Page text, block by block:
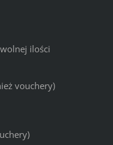
ilości
vouchery)